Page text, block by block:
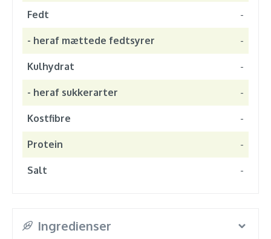
Fedt -
- heraf mættede fedtsyrer -
Kulhydrat -
- heraf sukkerarter -
Kostfibre -
Protein -
Salt -
Ingredienser